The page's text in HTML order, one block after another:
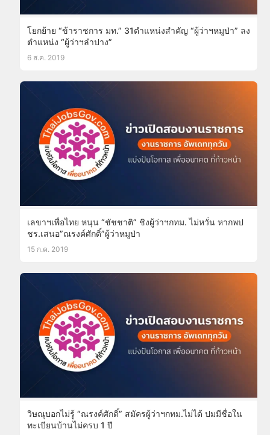
โยกย้าย “ข้าราชการ มท.” 31ตำแหน่งสำคัญ “ผู้ว่าฯหมูป่า” ลง
ตำแหน่ง “ผู้ว่าฯลำปาง”
6 ส.ค. 2019
เลขาฯเพื่อไทย หนุน “ชัชชาติ” ชิงผู้ว่าฯกทม. ไม่หวั่น หากพป
ชร.เสนอ”ณรงค์ศักดิ์”ผู้ว่าหมูป่า
15 ก.ค. 2019
วิษณุบอกไม่รู้ “ณรงค์ศักดิ์” สมัครผู้ว่าฯกทม.ไม่ได้ ปมมีชื่อใน
ทะเบียนบ้านไม่ครบ 1 ปี